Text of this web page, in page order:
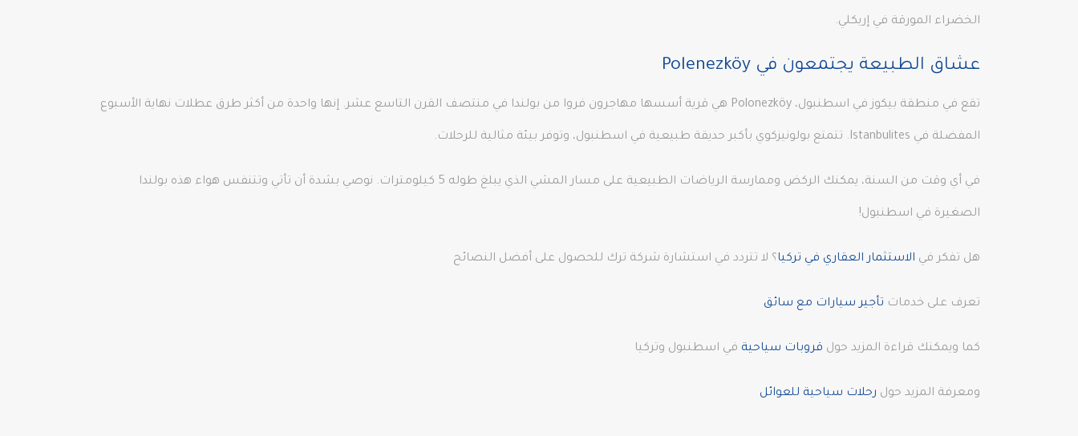
الخضراء المورقة في إريكلي.
عشاق الطبيعة يجتمعون في Polenezköy
تقع في منطقة بيكوز في اسطنبول، Polonezköy هي قرية أسسها مهاجرون فروا من بولندا في منتصف القرن التاسع عشر. إنها واحدة من أكثر طرق عطلات نهاية الأسبوع
المفضلة في Istanbulites. تتمتع بولونيزكوي بأكبر حديقة طبيعية في اسطنبول، وتوفر بيئة مثالية للرحلات.
في أي وقت من السنة، يمكنك الركض وممارسة الرياضات الطبيعية على مسار المشي الذي يبلغ طوله 5 كيلومترات. نوصي بشدة أن تأتي وتتنفس هواء هذه بولندا
الصغيرة في اسطنبول!
هل تفكر في الاستثمار العقاري في تركيا ؟ لا تتردد في استشارة شركة ترك للحصول على أفضل النصائح
تعرف على خدمات تأجير سيارات مع سائق
كما ويمكنك قراءة المزيد حول قروبات سياحية في اسطنبول وتركيا
ومعرفة المزيد حول رحلات سياحية للعوائل